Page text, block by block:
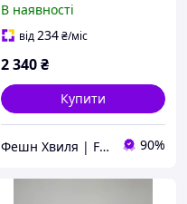
повсякденний кардиган
42-46
В наявності
від234₴/міс
2 340₴
Купити
Фешн Хвиля | Fashion Wave 90%